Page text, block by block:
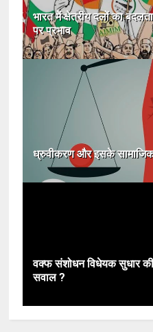
भारत में क्षेत्रीय दलों का
पर प्रभाव
ध्रुवीकरण और इसके सामाजिक
वक्फ संशोधन विधेयक सुधार की
सवाल ?